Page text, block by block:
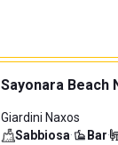
Sayonara Beach
Giardini Naxos
Sabbiosa· Bar·